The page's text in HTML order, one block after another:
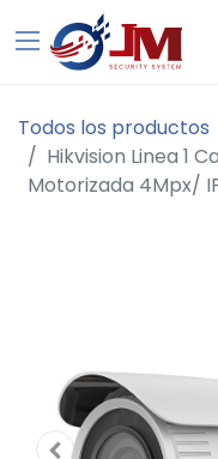
Todos los productos
Hikvision Linea 1
Motorizada 4Mpx/